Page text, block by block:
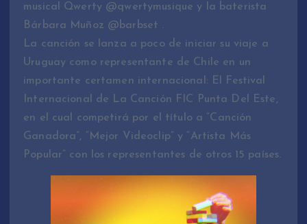
musical Qwerty @qwertymusique y la baterista
Bárbara Muñoz @barbset .
La canción se lanza a poco de iniciar su viaje a
Uruguay como representante de Chile en un
importante certamen internacional: El Festival
Internacional de La Canción FIC Punta Del Este,
en el cual competirá por el título a “Canción
Ganadora”, “Mejor Videoclip” y “Artista Más
Popular” con los representantes de otros 15 países.